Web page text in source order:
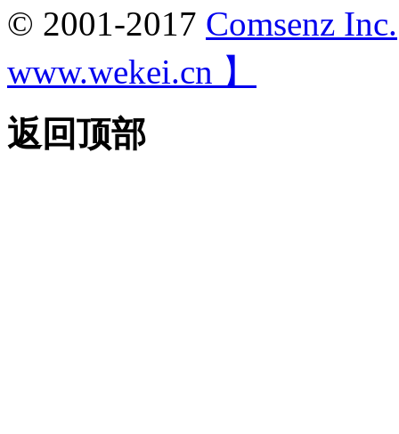
© 2001-2017 Comsenz Inc.
www.wekei.cn 】
返回顶部